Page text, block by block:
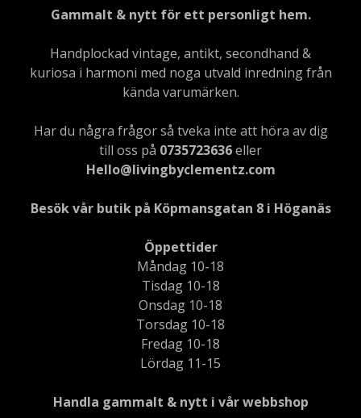
Gammalt & nytt för ett personligt hem.
Handplockad vintage, antikt, secondhand &
kuriosa i harmoni med noga utvald inredning från
kända varumärken.
Har du några frågor så tveka inte att höra av dig
till oss på 0735723636eller
Hello@livingbyclementz.com
Besök vår butik på Köpmansgatan 8 i Höganäs
Öppettider
Måndag 10-18
Tisdag 10-18
Onsdag 10-18
Torsdag 10-18
Fredag 10-18
Lördag 11-15
Handla gammalt & nytt i vår webbshop